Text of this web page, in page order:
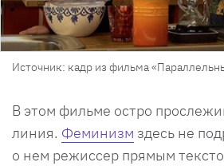
Источник: кадр из фильма
В этом фильме остро
линия. Феминизм здесь не
о нем режиссер прямым